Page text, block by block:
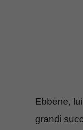
Ebbene,
grandi